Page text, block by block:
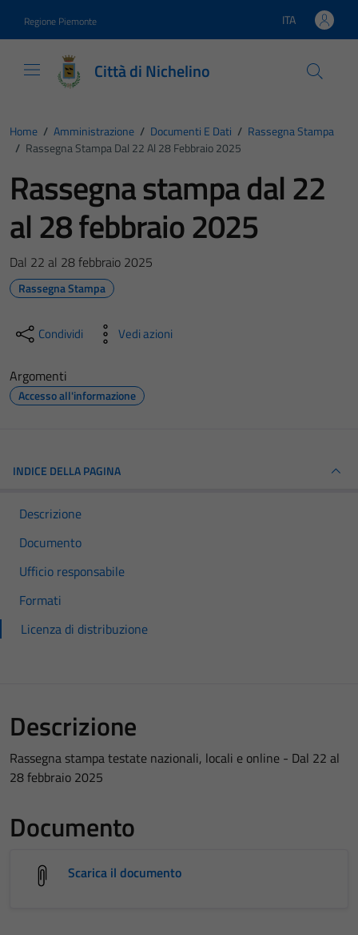
Regione Piemonte Lingua attiva:
ITA
Città di Nichelino
Home / Amministrazione / Documenti E Dati / Rassegna Stampa
/ Rassegna Stampa Dal 22 Al 28 Febbraio 2025
Rassegna stampa dal 22
al 28 febbraio 2025
Dal 22 al 28 febbraio 2025
Rassegna Stampa
Condividi Vedi azioni
Argomenti
Accesso all'informazione
INDICE DELLA PAGINA
Descrizione
Documento
Ufficio responsabile
Formati
Licenza di distribuzione
Descrizione
Rassegna stampa testate nazionali, locali e online - Dal 22 al
28 febbraio 2025
Documento
Scarica il documento